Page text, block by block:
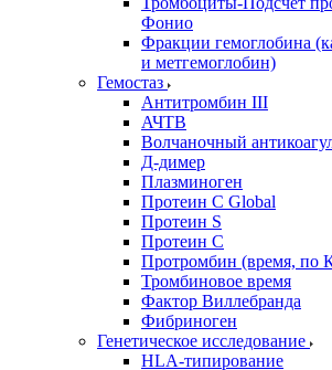
Фонио
Фракции гемоглобина
и метгемоглобин)
Гемостаз
Антитромбин III
АЧТВ
Волчаночный
Д-димер
Плазминоген
Протеин C Global
Протеин S
Протеин С
Протромбин (время,
Тромбиновое время
Фактор Виллебранда
Фибриноген
Генетическое исследование
HLA-типирование